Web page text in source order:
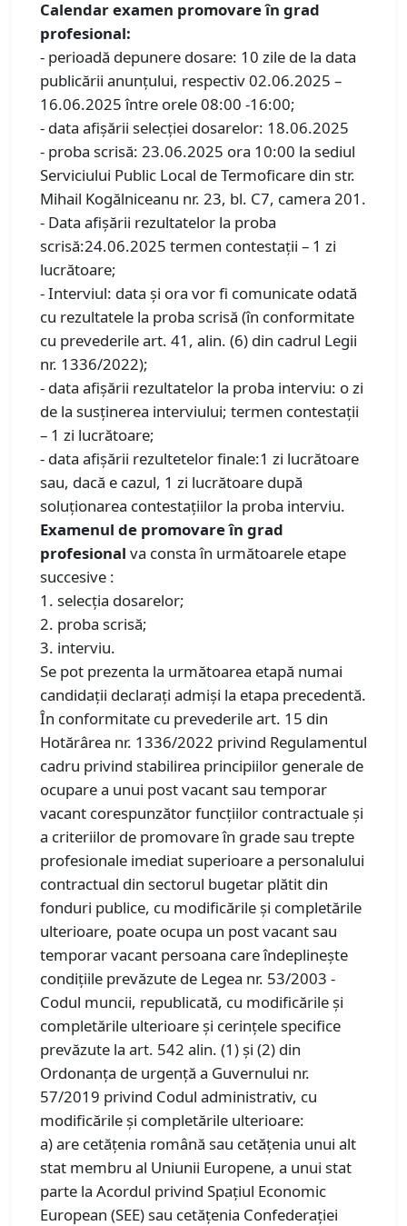
Calendar examen promovare în grad
profesional:
- perioadă depunere dosare: 10 zile de la data
publicării anunțului, respectiv 02.06.2025 –
16.06.2025 între orele 08:00 -16:00;
- data afișării selecției dosarelor: 18.06.2025
- proba scrisă: 23.06.2025 ora 10:00 la sediul
Serviciului Public Local de Termoficare din str.
Mihail Kogălniceanu nr. 23, bl. C7, camera 201.
- Data afișării rezultatelor la proba
scrisă:24.06.2025 termen contestații – 1 zi
lucrătoare;
- Interviul: data şi ora vor fi comunicate odată
cu rezultatele la proba scrisă (în conformitate
cu prevederile art. 41, alin. (6) din cadrul Legii
nr. 1336/2022);
- data afișării rezultatelor la proba interviu: o zi
de la susținerea interviului; termen contestații
– 1 zi lucrătoare;
- data afișării rezultetelor finale:1 zi lucrătoare
sau, dacă e cazul, 1 zi lucrătoare după
soluționarea contestațiilor la proba interviu.
Examenul de promovare în grad
profesional va consta în următoarele etape
succesive :
1. selecţia dosarelor;
2. proba scrisă;
3. interviu.
Se pot prezenta la următoarea etapă numai
candidaţii declaraţi admişi la etapa precedentă.
În conformitate cu prevederile art. 15 din
Hotărârea nr. 1336/2022 privind Regulamentul
cadru privind stabilirea principiilor generale de
ocupare a unui post vacant sau temporar
vacant corespunzător funcțiilor contractuale și
a criteriilor de promovare în grade sau trepte
profesionale imediat superioare a personalului
contractual din sectorul bugetar plătit din
fonduri publice, cu modificările și completările
ulterioare, poate ocupa un post vacant sau
temporar vacant persoana care îndeplineşte
condiţiile prevăzute de Legea nr. 53/2003 -
Codul muncii, republicată, cu modificările şi
completările ulterioare şi cerinţele specifice
prevăzute la art. 542 alin. (1) şi (2) din
Ordonanţa de urgenţă a Guvernului nr.
57/2019 privind Codul administrativ, cu
modificările şi completările ulterioare:
a) are cetăţenia română sau cetăţenia unui alt
stat membru al Uniunii Europene, a unui stat
parte la Acordul privind Spaţiul Economic
European (SEE) sau cetăţenia Confederaţiei